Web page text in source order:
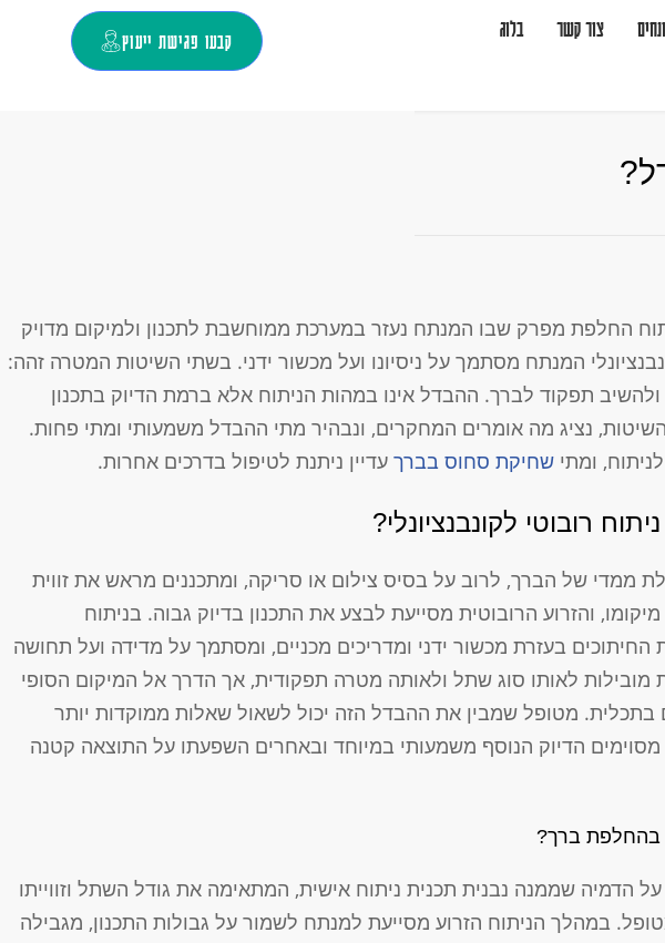
צור קשר בלוג
קבעו פגישת ייעוץ
החלפת מפרק שבו המנתח נעזר במערכת ממוחשבת לתכנון ולמיקום מדויק
המנתח מסתמך על ניסיונו ועל מכשור ידני. בשתי השיטות המטרה זהה:
תפקוד לברך. ההבדל אינו במהות הניתוח אלא ברמת הדיוק בתכנון
השיטות, נציג מה אומרים המחקרים, ונבהיר מתי ההבדל משמעותי ומתי פחות.
ומתי שחיקת סחוס בברך עדיין ניתנת לטיפול בדרכים אחרות.
רובוטי לקונבנציונלי?
ממדי של הברך, לרוב על בסיס צילום או סריקה, ומתכננים מראש את זווית
והזרוע הרובוטית מסייעת לבצע את התכנון בדיוק גבוה. בניתוח
החיתוכים בעזרת מכשור ידני ומדריכים מכניים, ומסתמך על מדידה ועל תחושה
מובילות לאותו סוג שתל ולאותה מטרה תפקודית, אך הדרך אל המיקום הסופי
בתכלית. מטופל שמבין את ההבדל הזה יכול לשאול שאלות ממוקדות יותר
מסוימים הדיוק הנוסף משמעותי במיוחד ובאחרים השפעתו על התוצאה קטנה
בהחלפת ברך?
הדמיה שממנה נבנית תכנית ניתוח אישית, המתאימה את גודל השתל וזווייתו
במהלך הניתוח הזרוע מסייעת למנתח לשמור על גבולות התכנון, מגבילה